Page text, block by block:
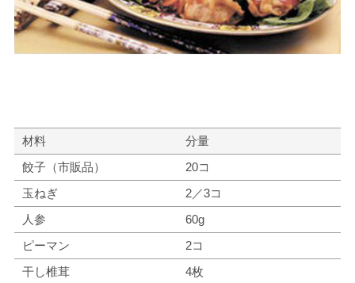
材料
分量
餃子（市販品）
20コ
玉ねぎ
2／3コ
人参
60g
ピーマン
2コ
干し椎茸
4枚